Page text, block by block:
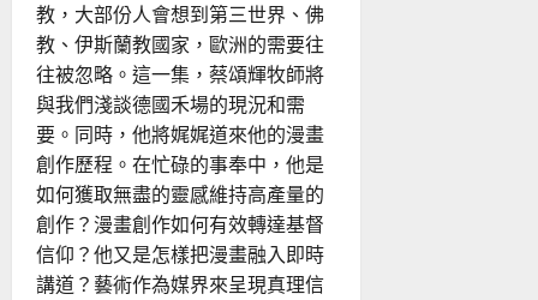
教，大部份人會想到第三世界、佛
教、伊斯蘭教國家，歐洲的需要往
往被忽略。這一集，蔡頌輝牧師將
與我們淺談德國禾場的現況和需
要。同時，他將娓娓道來他的漫畫
創作歷程。在忙碌的事奉中，他是
如何獲取無盡的靈感維持高產量的
創作？漫畫創作如何有效轉達基督
信仰？他又是怎樣把漫畫融入即時
講道？藝術作為媒界來呈現真理信